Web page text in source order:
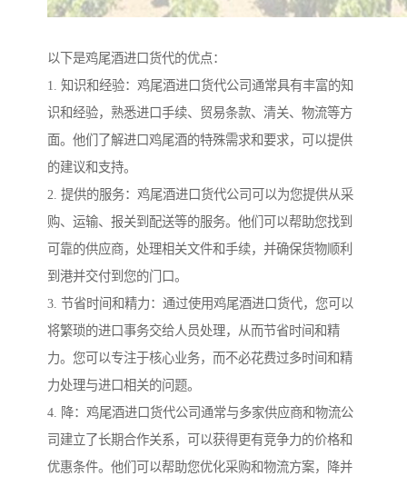
以下是鸡尾酒进口货代的优点：
1. 知识和经验：鸡尾酒进口货代公司通常具有丰富的知
识和经验，熟悉进口手续、贸易条款、清关、物流等方
面。他们了解进口鸡尾酒的特殊需求和要求，可以提供
的建议和支持。
2. 提供的服务：鸡尾酒进口货代公司可以为您提供从采
购、运输、报关到配送等的服务。他们可以帮助您找到
可靠的供应商，处理相关文件和手续，并确保货物顺利
到港并交付到您的门口。
3. 节省时间和精力：通过使用鸡尾酒进口货代，您可以
将繁琐的进口事务交给人员处理，从而节省时间和精
力。您可以专注于核心业务，而不必花费过多时间和精
力处理与进口相关的问题。
4. 降：鸡尾酒进口货代公司通常与多家供应商和物流公
司建立了长期合作关系，可以获得更有竞争力的价格和
优惠条件。他们可以帮助您优化采购和物流方案，降并